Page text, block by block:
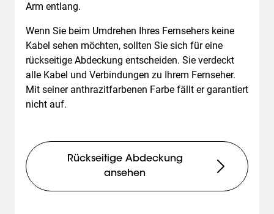
Arm entlang.
Wenn Sie beim Umdrehen Ihres Fernsehers keine
Kabel sehen möchten, sollten Sie sich für eine
rückseitige Abdeckung entscheiden. Sie verdeckt
alle Kabel und Verbindungen zu Ihrem Fernseher.
Mit seiner anthrazitfarbenen Farbe fällt er garantiert
nicht auf.
Rückseitige Abdeckung
ansehen